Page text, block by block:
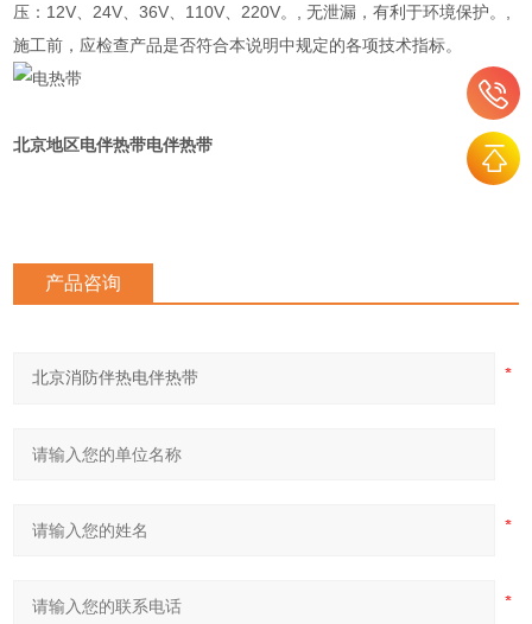
压：12V、24V、36V、110V、220V。, 无泄漏，有利于环境保护。,
施工前，应检查产品是否符合本说明中规定的各项技术指标。
北京地区电伴热带电伴热带
产品咨询